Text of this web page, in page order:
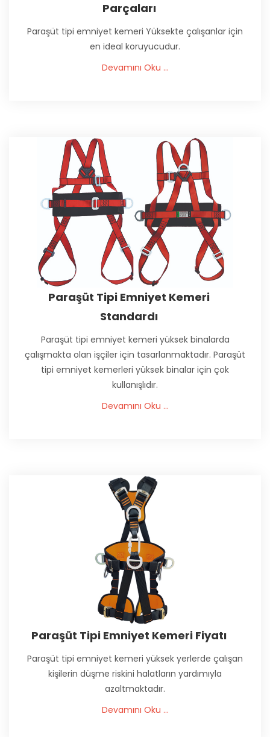
Parçaları
Paraşüt tipi emniyet kemeri Yüksekte çalışanlar için
en ideal koruyucudur.
Devamını Oku ...
Paraşüt Tipi Emniyet Kemeri
Standardı
Paraşüt tipi emniyet kemeri yüksek binalarda
çalışmakta olan işçiler için tasarlanmaktadır. Paraşüt
tipi emniyet kemerleri yüksek binalar için çok
kullanışlıdır.
Devamını Oku ...
Paraşüt Tipi Emniyet Kemeri Fiyatı
Paraşüt tipi emniyet kemeri yüksek yerlerde çalışan
kişilerin düşme riskini halatların yardımıyla
azaltmaktadır.
Devamını Oku ...